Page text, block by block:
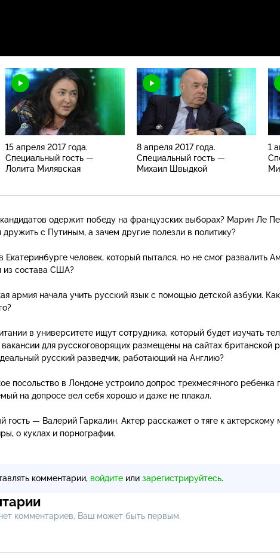
15 апреля 2017 года.
Специальный гость —
Лолита Милявская
8 апреля 2017 года.
Специальный гость —
Михаил Швыдкой
1
кандидатов одержит победу на французских выборах? Марин Ле
с Путиным, а зачем другие полезли в политику?
Екатеринбурге человек, который пытался, но не смог развалить
из состава США?
армия начала учить русский язык с помощью детской азбуки.
в университете ищут сотрудника, который будет изучать
вакансии для русскоговорящих размещены на сайтах британской
русский разведчик, работающий на Англию?
посольство в Лондоне устроило допрос трехмесячного
на допросе вел себя хорошо и даже не плакал.
гость — Валерий Гаркалин. Актер расскажет о тяге к актерскому
о куклах и порнографии.
комментарии, войдите или зарегистрируйтесь.
комментариев, Ваш может быть первым.